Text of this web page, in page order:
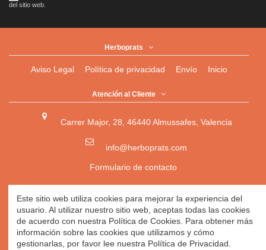
del sitio web.
Herboprats
Aviso Legal Política de privacidad Envío Inicio
Atención al Cliente
Carrer Major, 28, 46440 Almussafes, Valencia
info@herboprats.com
Formulario de contacto
Herbolario|Herboristería|Tienda Ecológica Online|
Herbodietética |Tienda Online de Productos Naturales|
Herbolario Online
Este sitio web utiliza cookies para mejorar la experiencia del
usuario. Al utilizar nuestro sitio web, aceptas todas las cookies
de acuerdo con nuestra Política de Cookies. Para obtener más
información sobre las cookies que utilizamos y cómo
gestionarlas, por favor lee nuestra Política de Privacidad.